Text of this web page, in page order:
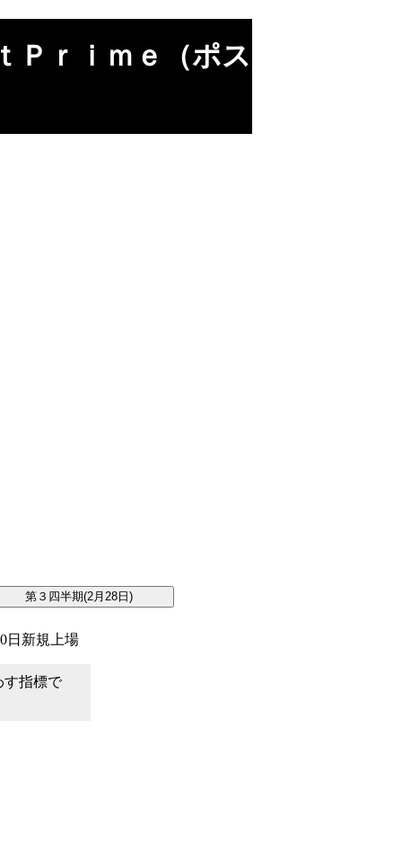
Ｐｒｉｍｅ（ポス
日新規上場
す指標で